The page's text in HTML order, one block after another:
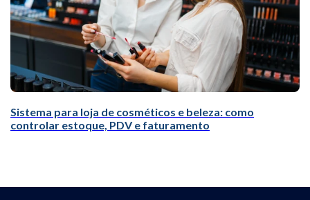
Sistema para loja de cosméticos e beleza: como
controlar estoque, PDV e faturamento